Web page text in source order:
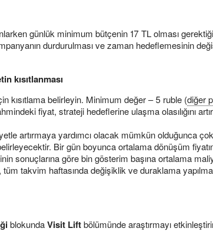
günlük minimum bütçenin 17 TL olması
durdurulması ve zaman hedeflemesinin
kısıtlanması
kısıtlama belirleyin. Minimum değer – 5 ruble (diğer
fiyat, strateji hedeflerine ulaşma olasılığını
artırmaya yardımcı olacak mümkün olduğunca
Bir gün boyunca ortalama dönüşüm
sonuçlarına göre bin gösterim başına ortalama
takvim haftasında değişiklik ve duraklama
blokundaVisit Liftbölümünde araştırmayı